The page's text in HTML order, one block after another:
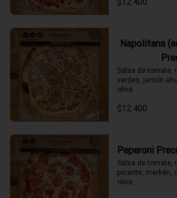
Napolitana
Salsa de tomate,
verdes, jamón
oliva.
$12.400
Peperoni
Salsa de tomate,
picante, merkén,
oliva.